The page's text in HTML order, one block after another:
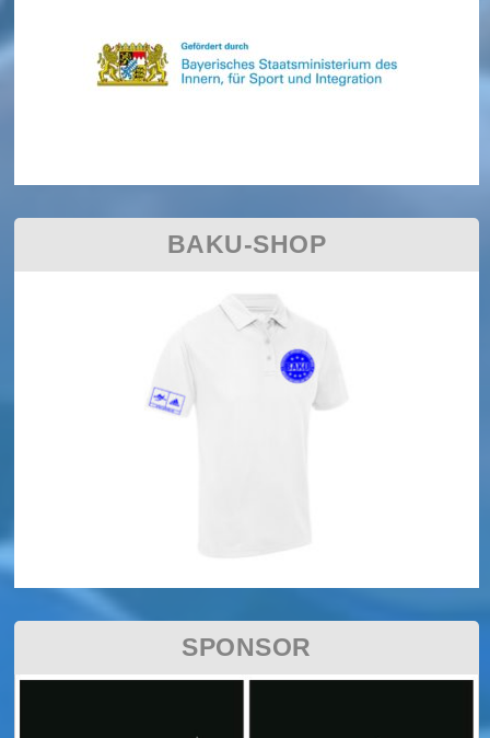
BAKU-SHOP
SPONSOR